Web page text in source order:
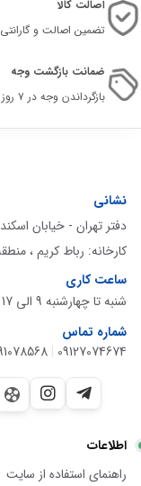
اصالت کالا
تضمین اصالت و گارانتی
ضمانت بازگشت وجه
بازگرداندن وجه در ۷ روز
نشانی
دفتر تهران - خیابان
کارخانه: رباط کریم ،
ساعت کاری
شنبه تا چهارشنبه 9 الی 17 و پنجشنبه 9 الی 13
شماره تماس
09127074674
|
اطلاعات
راهنمای استفاده از سایت